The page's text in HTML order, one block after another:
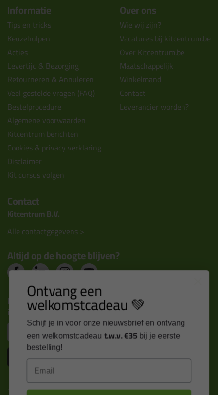
Informatie
Tips en tricks
Keuzehulpen
Acties
Levertijd & Bezorging
Retourneren & Annuleren
Veel gestelde vragen (FAQ)
Bestelprocedure
Algemene voorwaarden
Kitcentrum berichten
Cookies & privacy verklaring
Disclaimer
Kit cursus volgen
Over ons
Wie wij zijn?
Vacatures bij kitcentrum.be
Over Kitcentrum.be
Maatschappelijk
Winkelmand
Contact
Leverancier worden?
Contact
Kitcentrum B.V.
Alle contactgegevens >
Altijd op de hoogte blijven?
Nieuws, tips en exclusieve deals rechtstreeks in je
inbox
Inschrijven
Kitcentrum is trots op:
Ontvang een
welkomstcadeau 💚
Schijf je in voor onze nieuwsbrief en ontvang
een welkomstcadeau t.w.v. €35 bij je eerste
bestelling!